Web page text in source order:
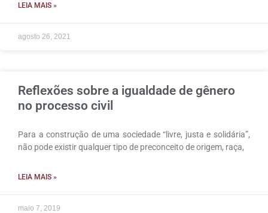
LEIA MAIS »
agosto 26, 2021
Reflexões sobre a igualdade de gênero
no processo civil
Para a construção de uma sociedade “livre, justa e solidária”,
não pode existir qualquer tipo de preconceito de origem, raça,
LEIA MAIS »
maio 7, 2019